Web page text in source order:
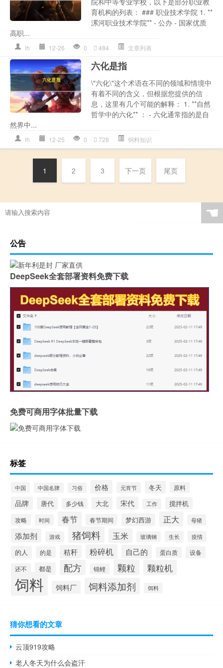
育机构的列表： ### 职业技术学院 1. **
漯河职业技术学院** - 公办 - 国家优质
高职...
lh 12-26 0 484 文章列表
六化是指
\"六化\"这个术语在不同的领域和情境中
有着不同的含义，但根据您提供的信
息，这里有几个可能的解释： 1. **自然
哲学中的六化** ： - 六化通常指的是自
然界中...
lh 12-25 0 728 饲料知识
1 2 3 下一页 尾页
☚
公告
DeepSeek全套部署资料免费下载
免费可商用字体批量下载
标签
中国 中国名牌 习俗 价格 元宵节 冬天 原料
品牌 唐代 多少钱 大北 宋代 工作 搅拌机
攻略 时间 春节 春节期间 梦幻西游 正大 母猪
添加剂 游戏 猪饲料 玉米 玻璃钢 生长 疫情
的人 的是 秸秆 粉碎机 自己的 蛋白质 设备
还不 都是 配方 锦鲤 颗粒 颗粒机
饲料 饲料厂 饲料添加剂 饵料
猜你想看的文章
云顶919攻略
老人冬天为什么会盗汗